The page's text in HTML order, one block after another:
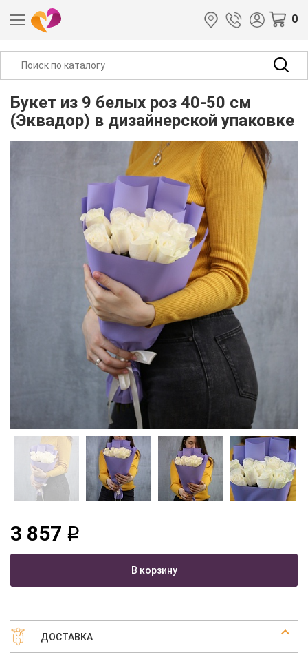
0
Букет из 9 белых роз 40-50 см
(Эквадор) в дизайнерской упаковке
3 857 q
В корзину
ДОСТАВКА